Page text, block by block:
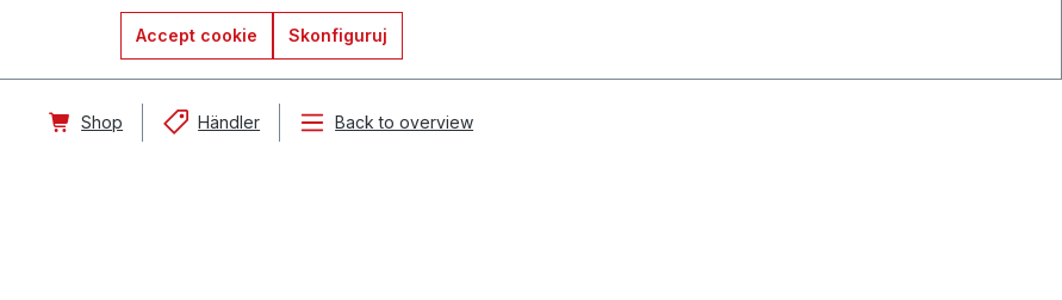
Accept cookie Skonfiguruj
Shop Händler Back to overview